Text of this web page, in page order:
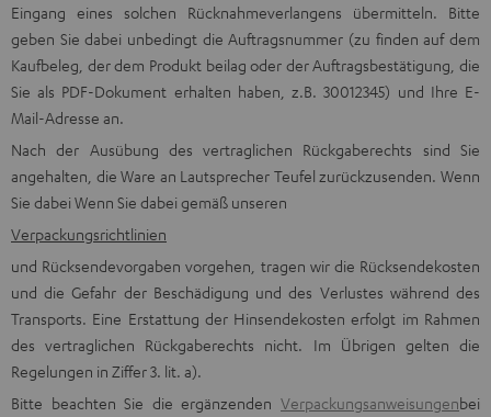
Eingang eines solchen Rücknahmeverlangens übermitteln. Bitte
geben Sie dabei unbedingt die Auftragsnummer (zu finden auf dem
Kaufbeleg, der dem Produkt beilag oder der Auftragsbestätigung, die
Sie als PDF-Dokument erhalten haben, z.B. 30012345) und Ihre E-
Mail-Adresse an.
Nach der Ausübung des vertraglichen Rückgaberechts sind Sie
angehalten, die Ware an Lautsprecher Teufel zurückzusenden. Wenn
Sie dabei Wenn Sie dabei gemäß unseren
Verpackungsrichtlinien
und Rücksendevorgaben vorgehen, tragen wir die Rücksendekosten
und die Gefahr der Beschädigung und des Verlustes während des
Transports. Eine Erstattung der Hinsendekosten erfolgt im Rahmen
des vertraglichen Rückgaberechts nicht. Im Übrigen gelten die
Regelungen in Ziffer 3. lit. a).
Bitte beachten Sie die ergänzenden Verpackungsanweisungenbei